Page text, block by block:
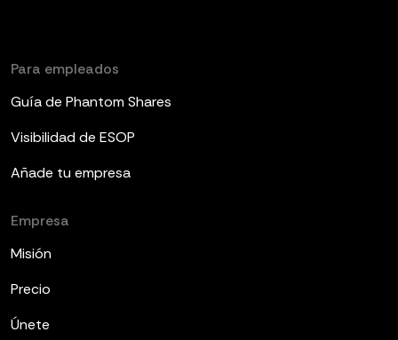
Para empleados
Guía de Phantom Shares
Visibilidad de ESOP
Añade tu empresa
Empresa
Misión
Precio
Únete